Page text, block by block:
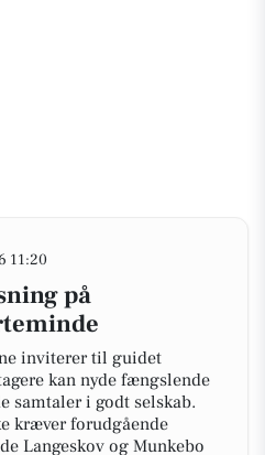
11:20
på
inviterer til guidet
kan nyde fængslende
samtaler i godt selskab.
kræver forudgående
Langeskov og Munkebo